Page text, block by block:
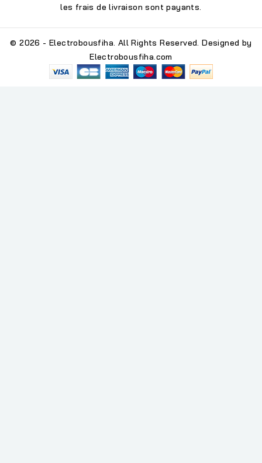
les frais de livraison sont payants.
© 2026 - Electrobousfiha. All Rights Reserved. Designed by
Electrobousfiha.com